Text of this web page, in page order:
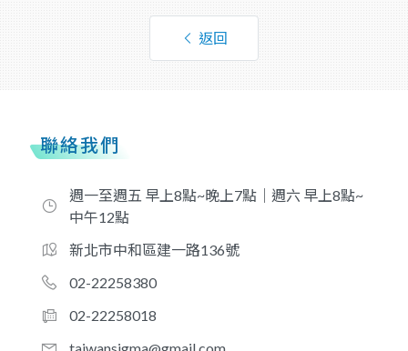
返回
聯絡我們
週一至週五 早上8點~晚上7點｜週六 早上8點~
中午12點
新北市中和區建一路136號
02-22258380
02-22258018